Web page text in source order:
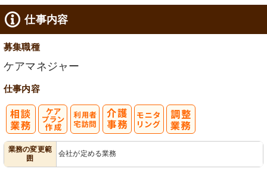
仕事内容
募集職種
ケアマネジャー
仕事内容
業務の変更範
囲
会社が定める業務